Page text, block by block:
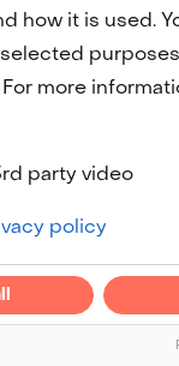
taal:
LinkedIn
(opent(opent
how it is used.
more
party video
policy